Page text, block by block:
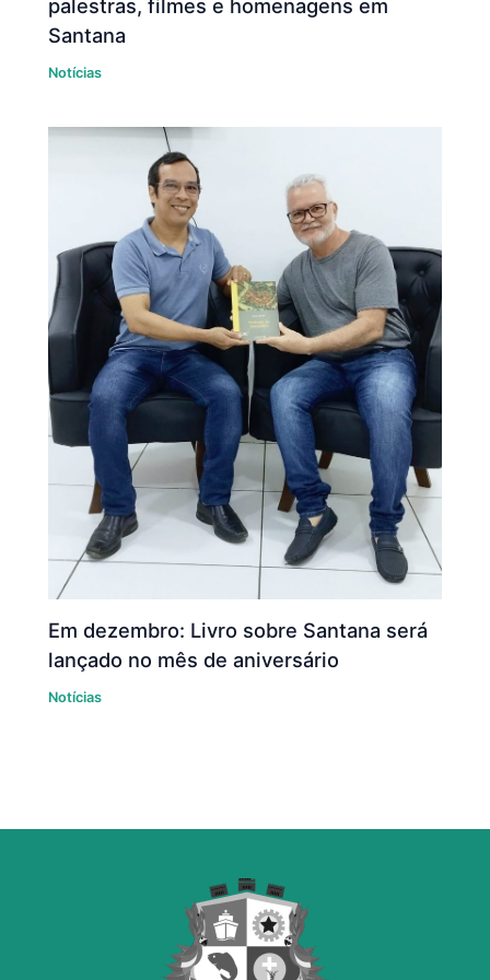
palestras, filmes e homenagens em
Santana
Notícias
Em dezembro: Livro sobre Santana será
lançado no mês de aniversário
Notícias